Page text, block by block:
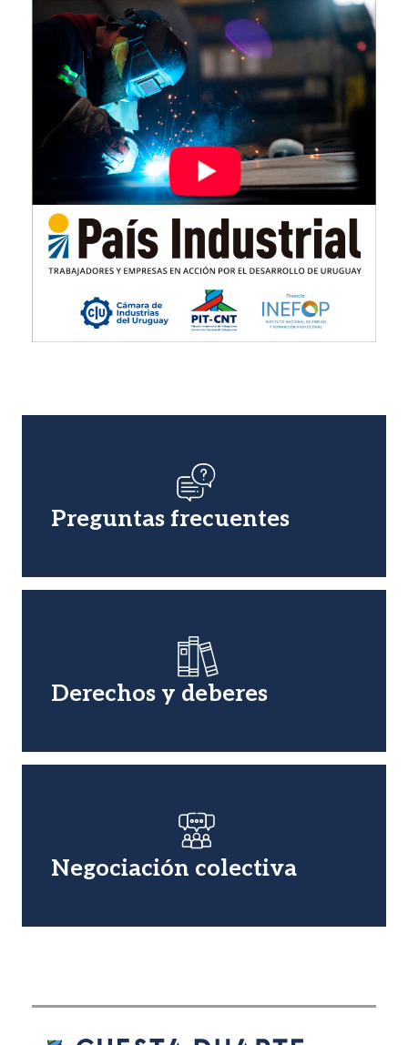
Imagen
Preguntas frecuentes
Derechos y deberes
Negociación colectiva